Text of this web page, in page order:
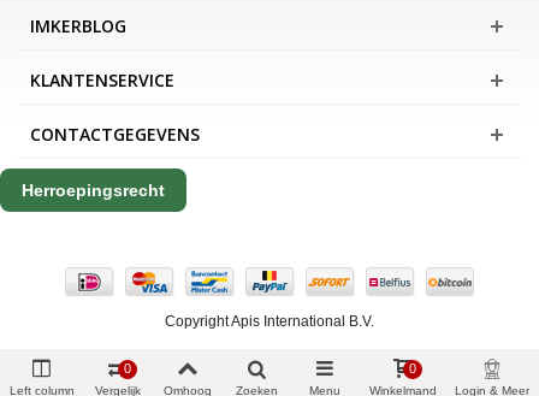
IMKERBLOG
KLANTENSERVICE
CONTACTGEGEVENS
Herroepingsrecht
Copyright Apis International B.V.
Left column Vergelijk
0
Omhoog Zoeken Menu Winkelmand
0
Login & Meer